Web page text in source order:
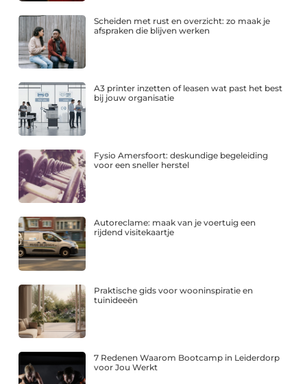
Scheiden met rust en overzicht: zo maak je
afspraken die blijven werken
A3 printer inzetten of leasen wat past het best
bij jouw organisatie
Fysio Amersfoort: deskundige begeleiding
voor een sneller herstel
Autoreclame: maak van je voertuig een
rijdend visitekaartje
Praktische gids voor wooninspiratie en
tuinideeën
7 Redenen Waarom Bootcamp in Leiderdorp
voor Jou Werkt